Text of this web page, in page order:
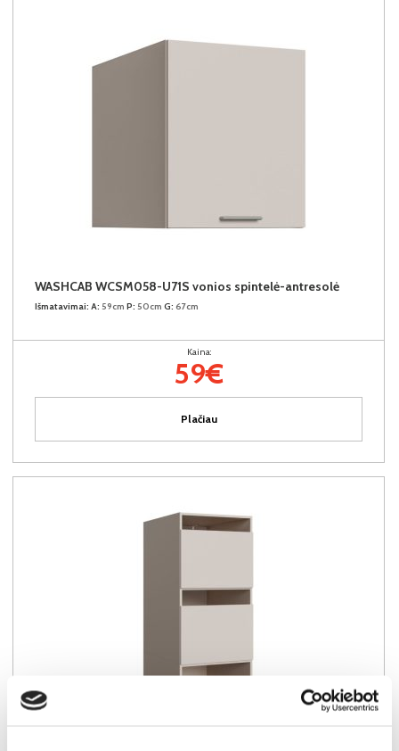
WASHCAB WCSM058-U71S vonios spintelė-antresolė
Išmatavimai: A: 59cm P: 50cm G: 67cm
Kaina:
59€
Plačiau